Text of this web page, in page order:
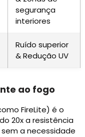
segurança
interiores
Ruído superior
& Redução UV
ao fogo
FireLite) é o
20x a resistência
a necessidade